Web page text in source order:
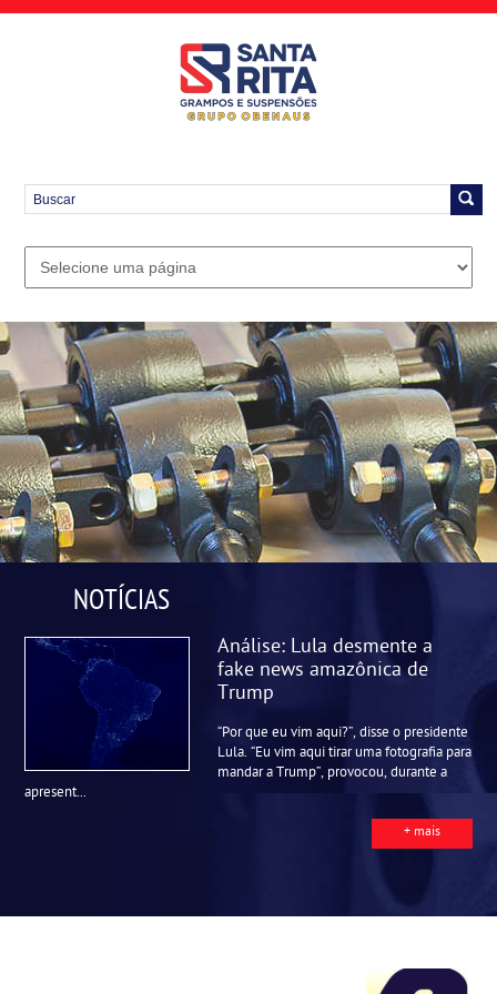
NOTÍCIAS
Análise: Lula desmente a
fake news amazônica de
Trump
“Por que eu vim aqui?”, disse o presidente
Lula. “Eu vim aqui tirar uma fotografia para
mandar a Trump”, provocou, durante a
apresent...
+ mais